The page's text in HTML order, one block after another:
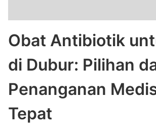
Obat Antibiotik
di Dubur: Pilihan
Penanganan
Tepat